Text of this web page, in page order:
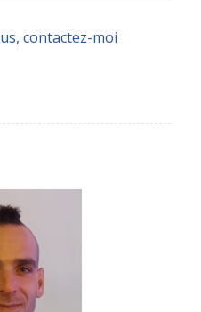
contactez-moi